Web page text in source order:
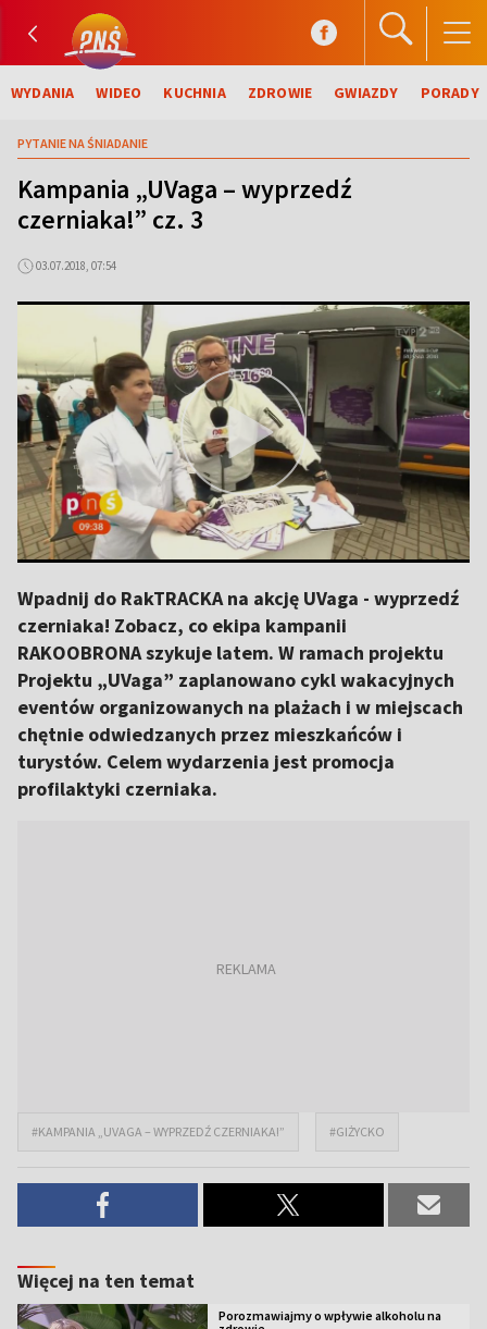
WYDANIA WIDEO KUCHNIA ZDROWIE GWIAZDY PORADY
PYTANIE NA ŚNIADANIE
Kampania „UVaga – wyprzedź
czerniaka!” cz. 3
03.07.2018, 07:54
Wpadnij do RakTRACKA na akcję UVaga - wyprzedź
czerniaka! Zobacz, co ekipa kampanii
RAKOOBRONA szykuje latem. W ramach projektu
Projektu „UVaga” zaplanowano cykl wakacyjnych
eventów organizowanych na plażach i w miejscach
chętnie odwiedzanych przez mieszkańców i
turystów. Celem wydarzenia jest promocja
profilaktyki czerniaka.
#KAMPANIA „UVAGA – WYPRZEDŹ CZERNIAKA!” #GIŻYCKO
Więcej na ten temat
Porozmawiajmy o wpływie alkoholu na